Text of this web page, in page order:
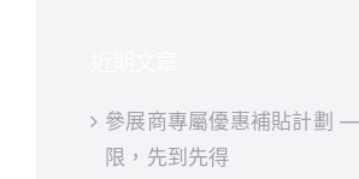
參展商專屬優惠補貼計劃
限，先到先得